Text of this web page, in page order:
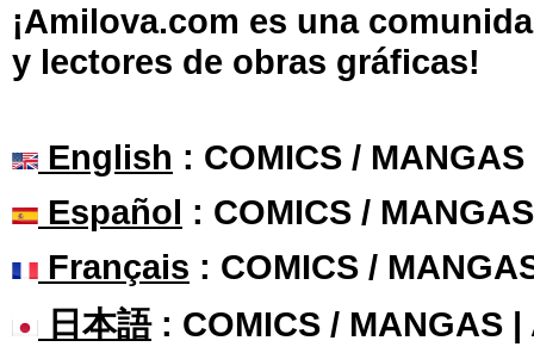
¡Amilova.com es una
y lectores de obras gráficas!
English : COMICS /
Español : COMICS /
Français : COMICS /
日本語: COMICS / MANGAS |